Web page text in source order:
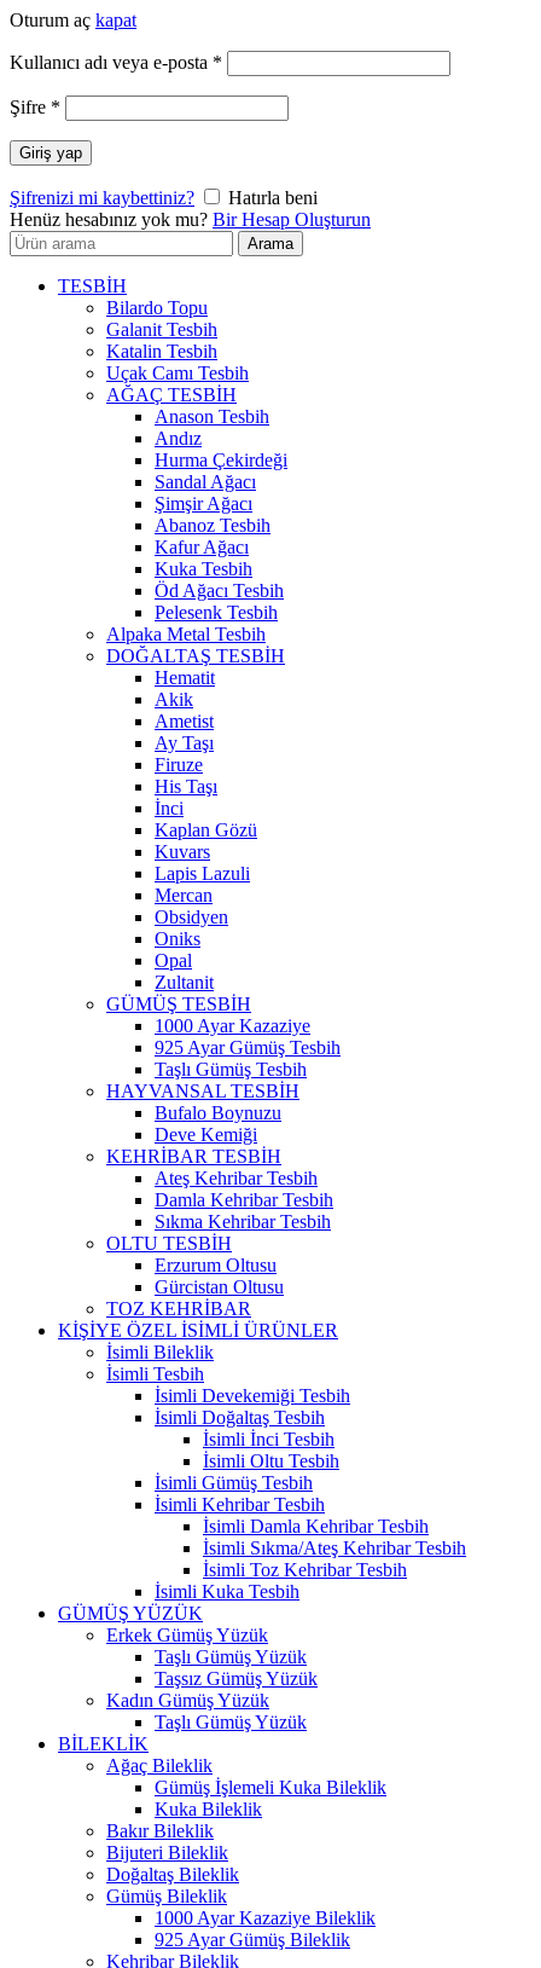
Oturum aç kapat
Kullanıcı adı veya e-posta *
Şifre *
Giriş yap
Şifrenizi mi kaybettiniz?
Hatırla beni
Henüz hesabınız yok mu? Bir Hesap Oluşturun
Arayın:
Arama
TESBİH
Bilardo Topu
Galanit Tesbih
Katalin Tesbih
Uçak Camı Tesbih
AĞAÇ TESBİH
Anason Tesbih
Andız
Hurma Çekirdeği
Sandal Ağacı
Şimşir Ağacı
Abanoz Tesbih
Kafur Ağacı
Kuka Tesbih
Öd Ağacı Tesbih
Pelesenk Tesbih
Alpaka Metal Tesbih
DOĞALTAŞ TESBİH
Hematit
Akik
Ametist
Ay Taşı
Firuze
His Taşı
İnci
Kaplan Gözü
Kuvars
Lapis Lazuli
Mercan
Obsidyen
Oniks
Opal
Zultanit
GÜMÜŞ TESBİH
1000 Ayar Kazaziye
925 Ayar Gümüş Tesbih
Taşlı Gümüş Tesbih
HAYVANSAL TESBİH
Bufalo Boynuzu
Deve Kemiği
KEHRİBAR TESBİH
Ateş Kehribar Tesbih
Damla Kehribar Tesbih
Sıkma Kehribar Tesbih
OLTU TESBİH
Erzurum Oltusu
Gürcistan Oltusu
TOZ KEHRİBAR
KİŞİYE ÖZEL İSİMLİ ÜRÜNLER
İsimli Bileklik
İsimli Tesbih
İsimli Devekemiği Tesbih
İsimli Doğaltaş Tesbih
İsimli İnci Tesbih
İsimli Oltu Tesbih
İsimli Gümüş Tesbih
İsimli Kehribar Tesbih
İsimli Damla Kehribar Tesbih
İsimli Sıkma/Ateş Kehribar Tesbih
İsimli Toz Kehribar Tesbih
İsimli Kuka Tesbih
GÜMÜŞ YÜZÜK
Erkek Gümüş Yüzük
Taşlı Gümüş Yüzük
Taşsız Gümüş Yüzük
Kadın Gümüş Yüzük
Taşlı Gümüş Yüzük
BİLEKLİK
Ağaç Bileklik
Gümüş İşlemeli Kuka Bileklik
Kuka Bileklik
Bakır Bileklik
Bijuteri Bileklik
Doğaltaş Bileklik
Gümüş Bileklik
1000 Ayar Kazaziye Bileklik
925 Ayar Gümüş Bileklik
Kehribar Bileklik